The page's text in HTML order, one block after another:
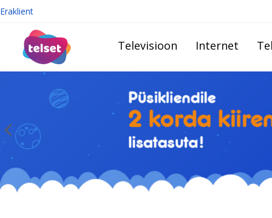
Eraklient
Televisioon Internet